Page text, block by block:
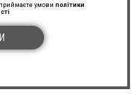
умови політики